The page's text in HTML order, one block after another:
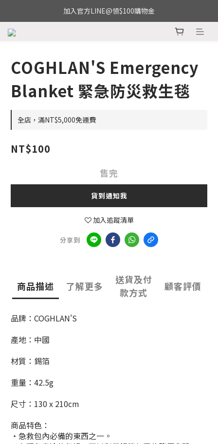
加入官方LINE@領$100購物金
COGHLAN'S Emergency
Blanket 緊急防災救生毯
全店，滿NT$5,000免運費
NT$100
售完
貨到通知我
加入追蹤清單
分享到
商品描述 了解更多
送貨及付
款方式
顧客評價
品牌：COGHLAN'S
產地：中國
材質：錫箔
重量：42.5g
尺寸：130 x 210cm
商品特色：
・急救包內必備的東西之一。